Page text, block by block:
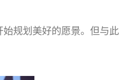
规划美好的愿景。但与此